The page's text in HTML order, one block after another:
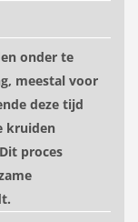
onder te
meestal voor
deze tijd
kruiden
proces